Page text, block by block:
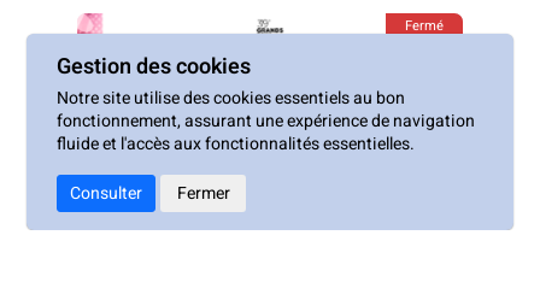
Fermé
Grands Prix de la Communication 2026
Gestion des cookies
Notre site utilise des cookies essentiels au bon
fonctionnement, assurant une expérience de navigation
fluide et l'accès aux fonctionnalités essentielles.
Consulter
Fermer